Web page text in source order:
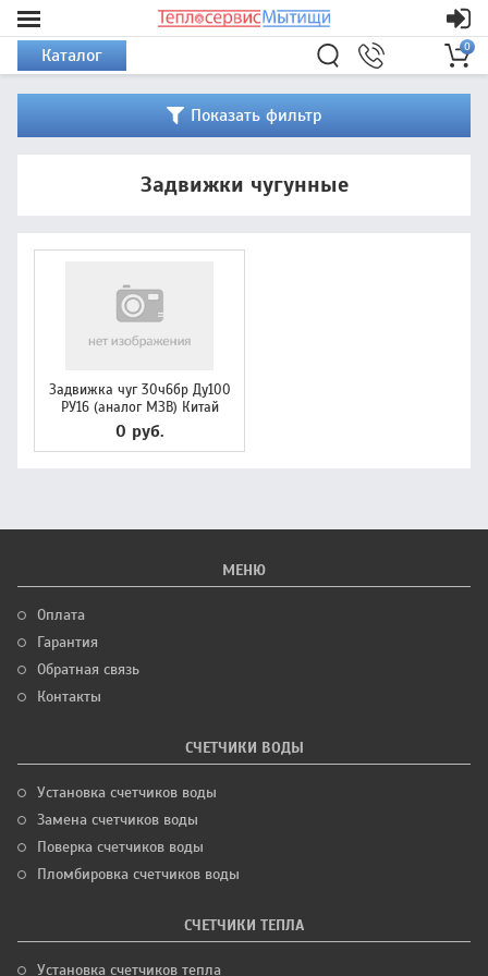
Каталог 0
Показать фильтр
Задвижки чугунные
Задвижка чуг 30ч6бр Ду100
РУ16 (аналог МЗВ) Китай
0 руб.
МЕНЮ
Оплата
Гарантия
Обратная связь
Контакты
СЧЕТЧИКИ ВОДЫ
Установка счетчиков воды
Замена счетчиков воды
Поверка счетчиков воды
Пломбировка счетчиков воды
СЧЕТЧИКИ ТЕПЛА
Установка счетчиков тепла